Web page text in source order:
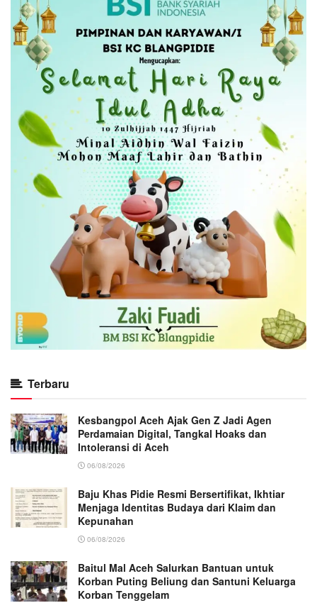
Terbaru
Kesbangpol Aceh Ajak Gen Z Jadi Agen
Perdamaian Digital, Tangkal Hoaks dan
Intoleransi di Aceh
06/08/2026
Baju Khas Pidie Resmi Bersertifikat, Ikhtiar
Menjaga Identitas Budaya dari Klaim dan
Kepunahan
06/08/2026
Baitul Mal Aceh Salurkan Bantuan untuk
Korban Puting Beliung dan Santuni Keluarga
Korban Tenggelam